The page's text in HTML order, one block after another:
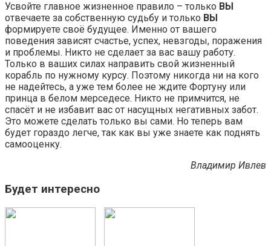
Усвойте главное жизненное правило – только ВЫ
отвечаете за собственную судьбу и только ВЫ
формируете своё будущее. Именно от вашего
поведения зависят счастье, успех, невзгоды, поражения
и проблемы. Никто не сделает за вас вашу работу.
Только в ваших силах направить свой жизненный
корабль по нужному курсу. Поэтому никогда ни на кого
не надейтесь, а уже тем более не ждите Фортуну или
принца в белом мерседесе. Никто не примчится, не
спасёт и не избавит вас от насущных негативных забот.
Это можете сделать только вы сами. Но теперь вам
будет гораздо легче, так как вы уже знаете как поднять
самооценку.
Владимир Ивлев
Будет интересно